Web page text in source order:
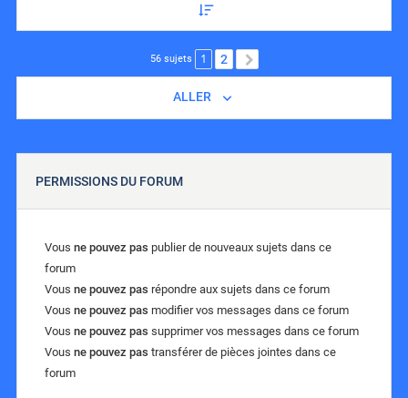
56 sujets 1 2
ALLER
PERMISSIONS DU FORUM
Vous ne pouvez pas publier de nouveaux sujets dans ce
forum
Vous ne pouvez pas répondre aux sujets dans ce forum
Vous ne pouvez pas modifier vos messages dans ce forum
Vous ne pouvez pas supprimer vos messages dans ce forum
Vous ne pouvez pas transférer de pièces jointes dans ce
forum